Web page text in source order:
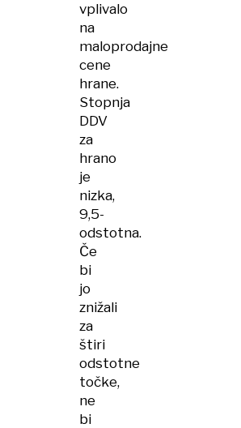
vplivalo
na
maloprodajne
cene
hrane.
Stopnja
DDV
za
hrano
je
nizka,
9,5-
odstotna.
Če
bi
jo
znižali
za
štiri
odstotne
točke,
ne
bi